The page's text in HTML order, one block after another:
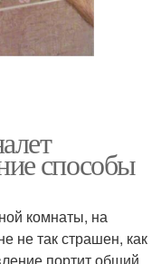
способы
комнаты, на
не так страшен, как
портит общий